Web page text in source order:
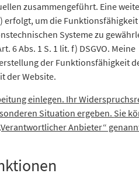
zusammengeführt. Eine
erfolgt, um die
Systeme zu
6 Abs. 1 S. 1 lit. f) DSGVO. Meine
der Funktionsfähigkeit
der Website.
einlegen. Ihr
Situation ergeben. Sie
Anbieter“